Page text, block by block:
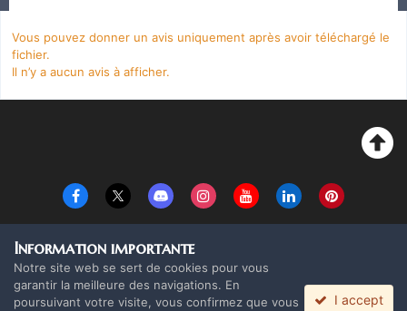
Vous pouvez donner un avis uniquement après avoir téléchargé le
fichier.
Il n’y a aucun avis à afficher.
Copyright Monolith Board Games & The overlord 2016 ©
Powered by Invision Community
Information importante
Notre site web se sert de cookies pour vous
garantir la meilleure des navigations. En
poursuivant votre visite, vous confirmez que vous
I accept